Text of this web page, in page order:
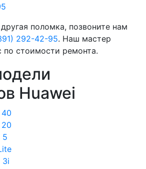
поломка, позвоните нам
292-42-95. Наш мастер
по стоимости ремонта.
Huawei
5
3i